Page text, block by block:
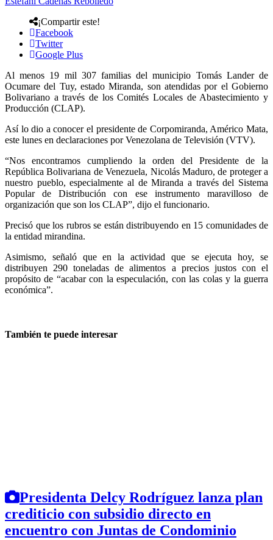
¡Compartir este!
Facebook
Twitter
Google Plus
Al menos 19 mil 307 familias del municipio Tomás Lander de
Ocumare del Tuy, estado Miranda, son atendidas por el Gobierno
Bolivariano a través de los Comités Locales de Abastecimiento y
Producción (CLAP).
Así lo dio a conocer el presidente de Corpomiranda, Américo Mata,
este lunes en declaraciones por Venezolana de Televisión (VTV).
“Nos encontramos cumpliendo la orden del Presidente de la
República Bolivariana de Venezuela, Nicolás Maduro, de proteger a
nuestro pueblo, especialmente al de Miranda a través del Sistema
Popular de Distribución con ese instrumento maravilloso de
organización que son los CLAP”, dijo el funcionario.
Precisó que los rubros se están distribuyendo en 15 comunidades de
la entidad mirandina.
Asimismo, señaló que en la actividad que se ejecuta hoy, se
distribuyen 290 toneladas de alimentos a precios justos con el
propósito de “acabar con la especulación, con las colas y la guerra
económica”.
También te puede interesar
Presidenta Delcy Rodríguez lanza plan
crediticio con subsidio directo en
encuentro con Juntas de Condominio